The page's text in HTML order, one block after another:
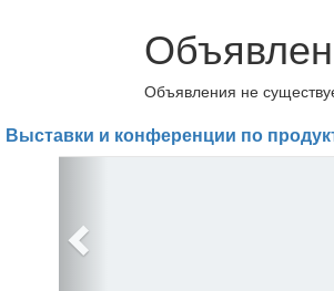
Объявления не
Выставки и конференции по